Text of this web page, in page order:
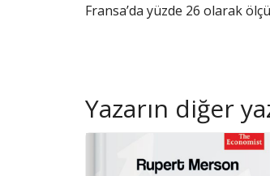
Fransa’da yüzde 26 olarak
Yazarın diğer